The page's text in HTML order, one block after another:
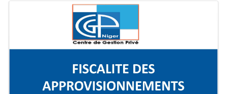
Image du cours FISCALITE DES APPROVISIONNEMENTS